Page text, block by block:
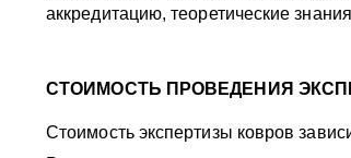
аккредитацию, теоретические
СТОИМОСТЬ ПРОВЕДЕНИЯ
Стоимость экспертизы ковров